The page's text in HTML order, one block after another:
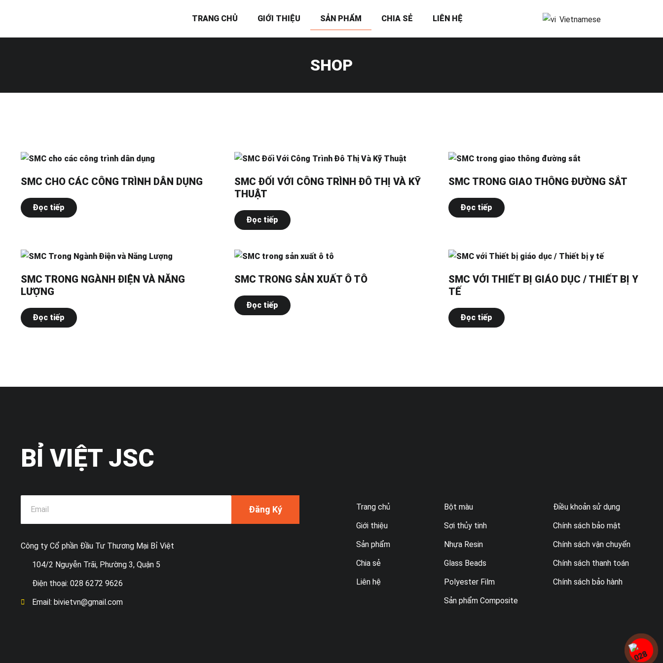
TRANG CHỦ GIỚI THIỆU SẢN PHẨM CHIA SẺ LIÊN HỆ Vietnamese
SHOP
SMC CHO CÁC CÔNG TRÌNH DÂN DỤNG
Đọc tiếp
SMC ĐỐI VỚI CÔNG TRÌNH ĐÔ THỊ VÀ KỸ
THUẬT
Đọc tiếp
SMC TRONG GIAO THÔNG ĐƯỜNG SẮT
Đọc tiếp
SMC TRONG NGÀNH ĐIỆN VÀ NĂNG
LƯỢNG
Đọc tiếp
SMC TRONG SẢN XUẤT Ô TÔ
Đọc tiếp
SMC VỚI THIẾT BỊ GIÁO DỤC / THIẾT BỊ Y
TẾ
Đọc tiếp
BỈ VIỆT JSC
Đăng Ký
Công ty Cổ phần Đầu Tư Thương Mại Bỉ Việt
104/2 Nguyễn Trãi, Phường 3, Quận 5
Điện thoại: 028 6272 9626
Email: bivietvn@gmail.com
Trang chủ
Giới thiệu
Sản phẩm
Chia sẻ
Liên hệ
Bột màu
Sợi thủy tinh
Nhựa Resin
Glass Beads
Polyester Film
Sản phẩm Composite
Điều khoản sử dụng
Chính sách bảo mật
Chính sách vận chuyển
Chính sách thanh toán
Chính sách bảo hành